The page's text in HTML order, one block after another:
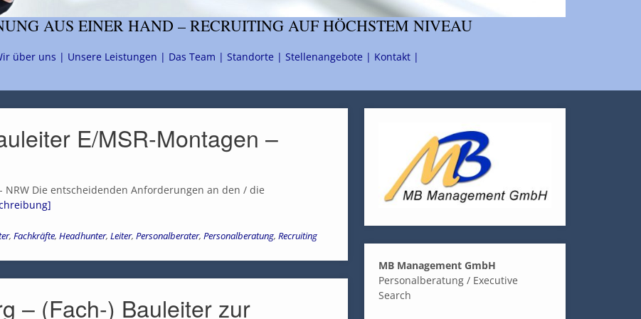
AUS EINER HAND – RECRUITING AUF HÖCHSTEM NIVEAU
über uns | Unsere Leistungen | Das Team | Standorte | Stellenangebote | Kontakt |
E/MSR-Montagen –
NRW Die entscheidenden Anforderungen an den / die
, Fachkräfte, Headhunter, Leiter, Personalberater, Personalberatung, Recruiting
– (Fach-) Bauleiter zur
MB Management GmbH
Personalberatung / Executive
Search